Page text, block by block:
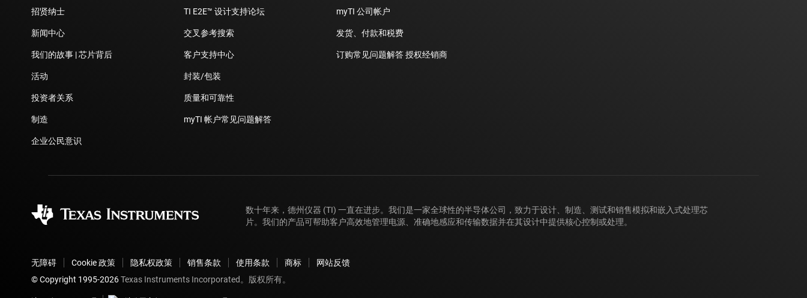
招贤纳士
新闻中心
我们的故事 | 芯片背后
活动
投资者关系
制造
企业公民意识
TI E2E™ 设计支持论坛
交叉参考搜索
客户支持中心
封装/包装
质量和可靠性
myTI 帐户常见问题解答
myTI 公司帐户
发货、付款和税费
订购常见问题解答授权经销商
数十年来，德州仪器 (TI) 一直在进步。我们是一家全球性的半导体公司，致力于设计、制造、测试和销售模拟和嵌入式处理芯
片。我们的产品可帮助客户高效地管理电源、准确地感应和传输数据并在其设计中提供核心控制或处理。
无障碍 Cookie 政策 隐私权政策 销售条款 使用条款 商标
网站反馈
© Copyright 1995-2026Texas Instruments Incorporated。版权所有。